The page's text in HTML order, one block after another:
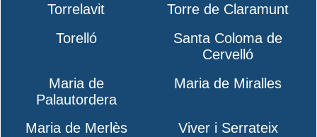
Torrelavit
Torre de Claramunt
Torelló
Santa Coloma de
Cervelló
Maria de
Palautordera
Maria de Miralles
Maria de Merlès
Viver i Serrateix